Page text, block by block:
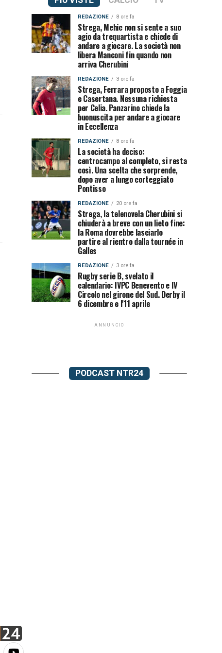
REDAZIONE 8 ore fa
Strega, Mehic non si sente a suo
agio da trequartista e chiede di
andare a giocare. La società non
libera Manconi fin quando non
arriva Cherubini
REDAZIONE 3 ore fa
Strega, Ferrara proposto a Foggia
e Casertana. Nessuna richiesta
per Celia. Panzarino chiede la
buonuscita per andare a giocare
in Eccellenza
REDAZIONE 8 ore fa
La società ha deciso:
centrocampo al completo, si resta
così. Una scelta che sorprende,
dopo aver a lungo corteggiato
Pontisso
REDAZIONE 20 ore fa
Strega, la telenovela Cherubini si
chiuderà a breve con un lieto fine:
la Roma dovrebbe lasciarlo
partire al rientro dalla tournée in
Galles
REDAZIONE 3 ore fa
Rugby serie B, svelato il
calendario: IVPC Benevento e IV
Circolo nel girone del Sud. Derby il
6 dicembre e l'11 aprile
ANNUNCIO
PODCAST NTR24